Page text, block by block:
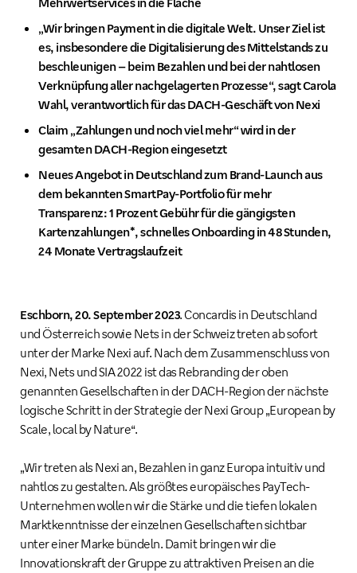
„Wir bringen Payment in die digitale Welt. Unser Ziel ist
es, insbesondere die Digitalisierung des Mittelstands zu
beschleunigen – beim Bezahlen und bei der nahtlosen
Verknüpfung aller nachgelagerten Prozesse“, sagt Carola
Wahl, verantwortlich für das DACH-Geschäft von Nexi
Claim „Zahlungen und noch viel mehr“ wird in der
gesamten DACH-Region eingesetzt
Neues Angebot in Deutschland zum Brand-Launch aus
dem bekannten SmartPay-Portfolio für mehr
Transparenz: 1 Prozent Gebühr für die gängigsten
Kartenzahlungen*, schnelles Onboarding in 48 Stunden,
24 Monate Vertragslaufzeit
Eschborn, 20. September 2023. Concardis in Deutschland
und Österreich sowie Nets in der Schweiz treten ab sofort
unter der Marke Nexi auf. Nach dem Zusammenschluss von
Nexi, Nets und SIA 2022 ist das Rebranding der oben
genannten Gesellschaften in der DACH-Region der nächste
logische Schritt in der Strategie der Nexi Group „European by
Scale, local by Nature“.
„Wir treten als Nexi an, Bezahlen in ganz Europa intuitiv und
nahtlos zu gestalten. Als größtes europäisches PayTech-
Unternehmen wollen wir die Stärke und die tiefen lokalen
Marktkenntnisse der einzelnen Gesellschaften sichtbar
unter einer Marke bündeln. Damit bringen wir die
Innovationskraft der Gruppe zu attraktiven Preisen an die